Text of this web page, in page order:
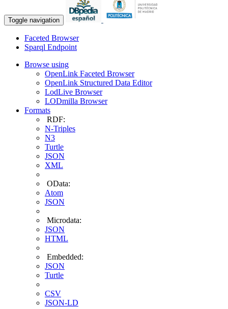
Toggle navigation
Faceted Browser
Sparql Endpoint
Browse using
OpenLink Faceted Browser
OpenLink Structured Data Editor
LodLive Browser
LODmilla Browser
Formats
RDF:
N-Triples
N3
Turtle
JSON
XML
OData:
Atom
JSON
Microdata:
JSON
HTML
Embedded:
JSON
Turtle
CSV
JSON-LD